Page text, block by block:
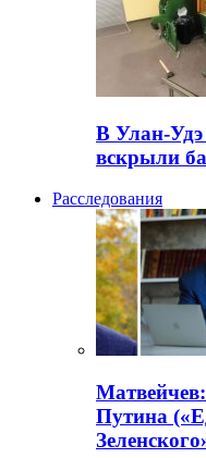
В Улан-Удэ
вскрыли
Расследования
Путина